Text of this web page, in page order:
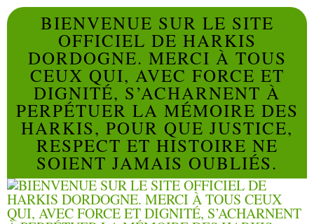
BIENVENUE SUR LE SITE
OFFICIEL DE HARKIS
DORDOGNE. MERCI À TOUS
CEUX QUI, AVEC FORCE ET
DIGNITÉ, S’ACHARNENT À
PERPÉTUER LA MÉMOIRE DES
HARKIS, POUR QUE JUSTICE,
RESPECT ET HISTOIRE NE
SOIENT JAMAIS OUBLIÉS.